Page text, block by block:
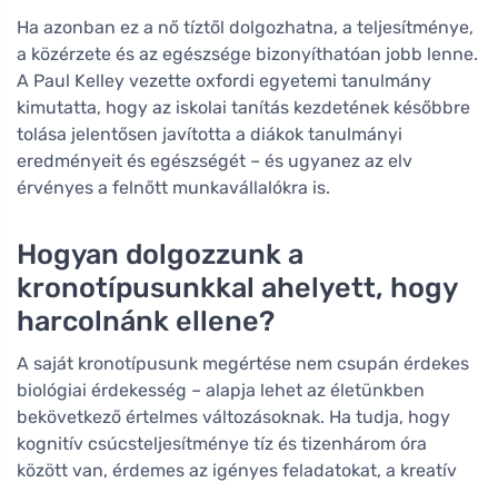
Ha azonban ez a nő tíztől dolgozhatna, a teljesítménye,
a közérzete és az egészsége bizonyíthatóan jobb lenne.
A Paul Kelley vezette oxfordi egyetemi tanulmány
kimutatta, hogy az iskolai tanítás kezdetének későbbre
tolása jelentősen javította a diákok tanulmányi
eredményeit és egészségét – és ugyanez az elv
érvényes a felnőtt munkavállalókra is.
Hogyan dolgozzunk a
kronotípusunkkal ahelyett, hogy
harcolnánk ellene?
A saját kronotípusunk megértése nem csupán érdekes
biológiai érdekesség – alapja lehet az életünkben
bekövetkező értelmes változásoknak. Ha tudja, hogy
kognitív csúcsteljesítménye tíz és tizenhárom óra
között van, érdemes az igényes feladatokat, a kreatív